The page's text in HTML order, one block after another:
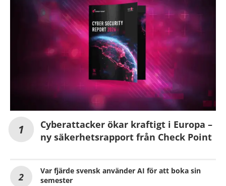
Cyberattacker ökar kraftigt i Europa –
ny säkerhetsrapport från Check Point
Var fjärde svensk använder AI för att boka sin
semester